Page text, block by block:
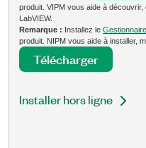
produit. VIPM vous aide à
LabVIEW.
Remarque : Installez le
produit. NIPM vous aide à installer,
Télécharger
Installer hors ligne